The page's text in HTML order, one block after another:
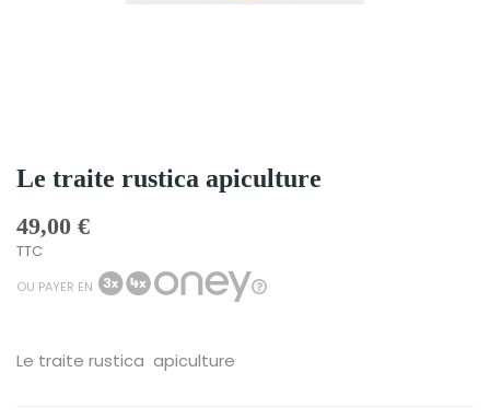
Le traite rustica apiculture
49,00 €
TTC
OU PAYER EN
Le traite rustica apiculture